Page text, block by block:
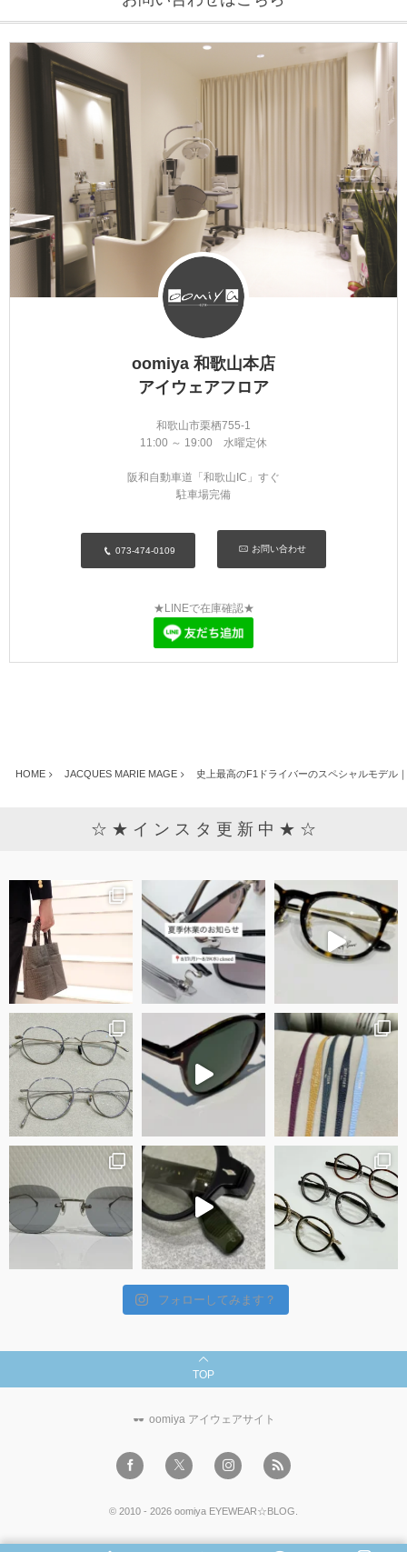
oomiya 和歌山本店
アイウェアフロア
和歌山市栗栖755-1
11:00 ～ 19:00 水曜定休
阪和自動車道「和歌山IC」すぐ
駐車場完備
073-474-0109 お問い合わせ
★LINEで在庫確認★
HOME JACQUES MARIE MAGE 史上最高のF1ドライバーのスペシャルモデル
☆ ★ イ ン ス タ 更 新 中 ★ ☆
フォローしてみます？
TOP
oomiya アイウェアサイト
© 2010 - 2026 oomiya EYEWEAR☆BLOG